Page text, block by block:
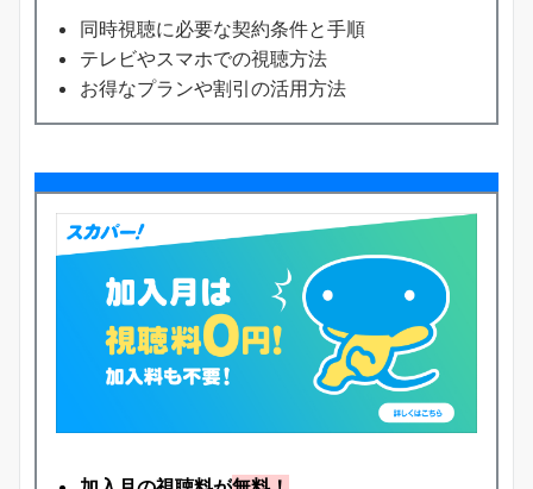
同時視聴に必要な契約条件と手順
テレビやスマホでの視聴方法
お得なプランや割引の活用方法